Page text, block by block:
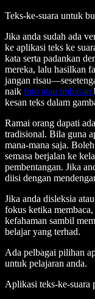
Teks-ke-suara untuk
Jika anda sudah ada
ke aplikasi teks ke
kata serta padankan
mereka, lalu hasilkan
jangan
naik foto atau imbasan
kesan teks dalam
Ramai orang dapati
tradisional. Bila guna
mana-mana saja.
semasa berjalan ke
pembentangan. Jika
diisi dengan
Jika anda disleksia
fokus ketika
kefahaman sambil
belajar yang terhad.
Ada pelbagai pilihan
untuk pelajaran anda.
Aplikasi teks-ke-suara